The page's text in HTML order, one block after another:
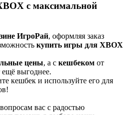
с максимальной
ИгроРай, оформляя заказ
купить игры для XBOX
цены, а с кешбеком от
ещё выгоднее.
кешбек и используйте его для
вас с радостью